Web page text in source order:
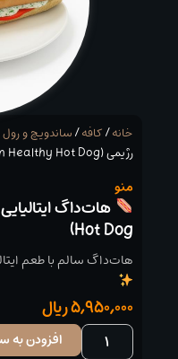
خانه/کافه/ساندویچ و
رژیمی (Italian Healthy Hot Dog)
منو
Hot Dog)
هات‌داگ سالم با طعم
5,950,000ریال
هات‌داگ
افزودن به